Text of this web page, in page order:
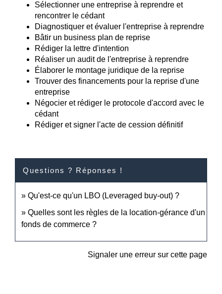
Sélectionner une entreprise à reprendre et
rencontrer le cédant
Diagnostiquer et évaluer l'entreprise à reprendre
Bâtir un business plan de reprise
Rédiger la lettre d'intention
Réaliser un audit de l'entreprise à reprendre
Élaborer le montage juridique de la reprise
Trouver des financements pour la reprise d'une
entreprise
Négocier et rédiger le protocole d'accord avec le
cédant
Rédiger et signer l'acte de cession définitif
Questions ? Réponses !
Qu'est-ce qu'un LBO (Leveraged buy-out) ?
Quelles sont les règles de la location-gérance d'un
fonds de commerce ?
Signaler une erreur sur cette page